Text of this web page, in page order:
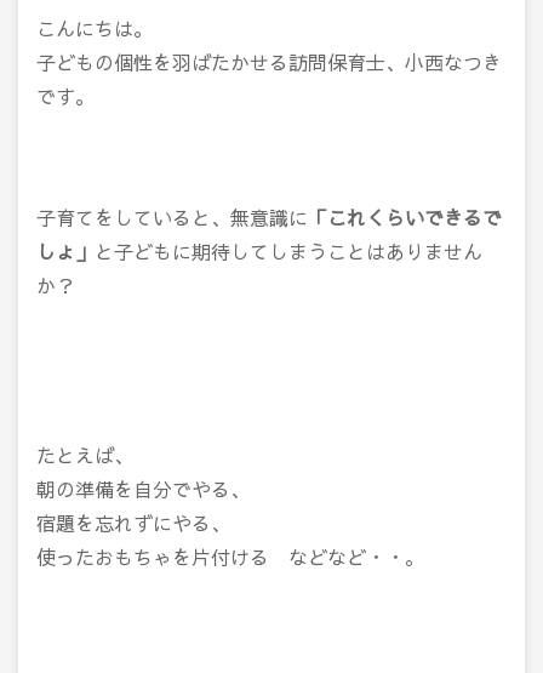
こんにちは。
子どもの個性を羽ばたかせる訪問保育士、小西なつき
です。
子育てをしていると、無意識に 「これくらいできるで
しょ」 と子どもに期待してしまうことはありません
か？
たとえば、
朝の準備を自分でやる、
宿題を忘れずにやる、
使ったおもちゃを片付ける などなど・・。